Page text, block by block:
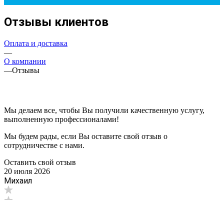
Отзывы клиентов
Оплата и доставка
—
О компании
—Отзывы
Мы делаем все, чтобы Вы получили качественную услугу,
выполненную профессионалами!
Мы будем рады, если Вы оставите свой отзыв о
сотрудничестве с нами.
Оставить свой отзыв
20 июля 2026
Михаил